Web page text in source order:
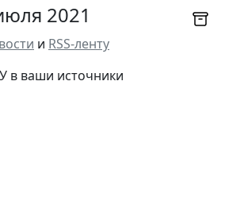
2021
и RSS-ленту
в ваши источники